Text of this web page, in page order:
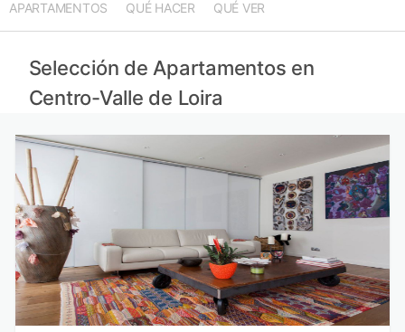
Apartamentos en Jersey
Apartamentos en Bretaña
Apartamentos en País Vasco
APARTAMENTOS QUÉ HACER QUÉ VER
Selección de Apartamentos en
Centro-Valle de Loira